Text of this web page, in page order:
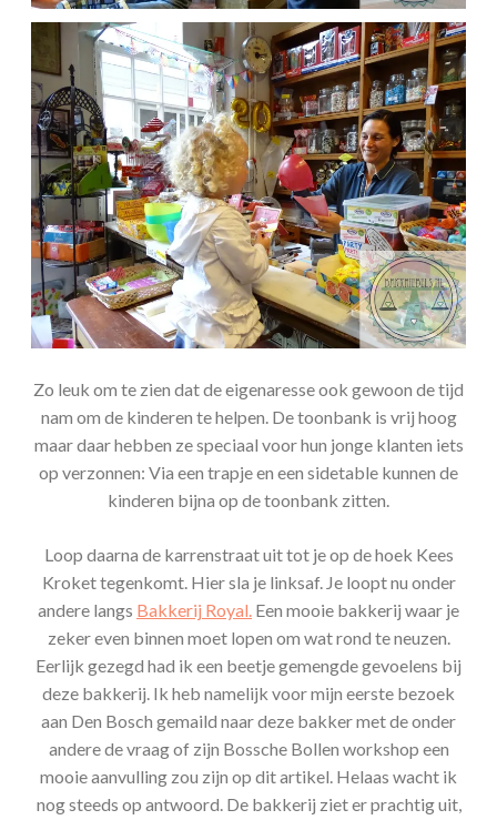
Zo leuk om te zien dat de eigenaresse ook gewoon de tijd
nam om de kinderen te helpen. De toonbank is vrij hoog
maar daar hebben ze speciaal voor hun jonge klanten iets
op verzonnen: Via een trapje en een sidetable kunnen de
kinderen bijna op de toonbank zitten.
Loop daarna de karrenstraat uit tot je op de hoek Kees
Kroket tegenkomt. Hier sla je linksaf. Je loopt nu onder
andere langs Bakkerij Royal. Een mooie bakkerij waar je
zeker even binnen moet lopen om wat rond te neuzen.
Eerlijk gezegd had ik een beetje gemengde gevoelens bij
deze bakkerij. Ik heb namelijk voor mijn eerste bezoek
aan Den Bosch gemaild naar deze bakker met de onder
andere de vraag of zijn Bossche Bollen workshop een
mooie aanvulling zou zijn op dit artikel. Helaas wacht ik
nog steeds op antwoord. De bakkerij ziet er prachtig uit,